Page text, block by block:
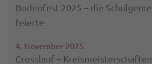
Budenfest 2025 – die
feierte
4. November 2025
Crosslauf –